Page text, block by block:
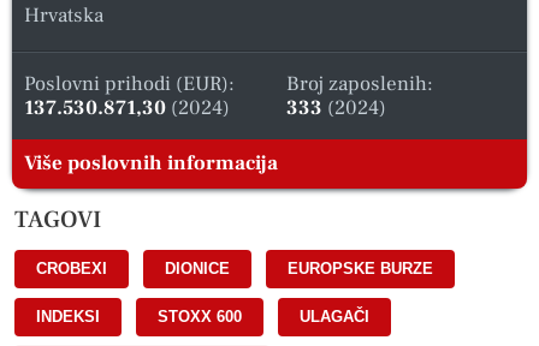
Hrvatska
Poslovni prihodi (EUR):
137.530.871,30 (2024)
Broj zaposlenih:
333 (2024)
Više poslovnih informacija
TAGOVI
CROBEXI DIONICE EUROPSKE BURZE
INDEKSI STOXX 600 ULAGAČI